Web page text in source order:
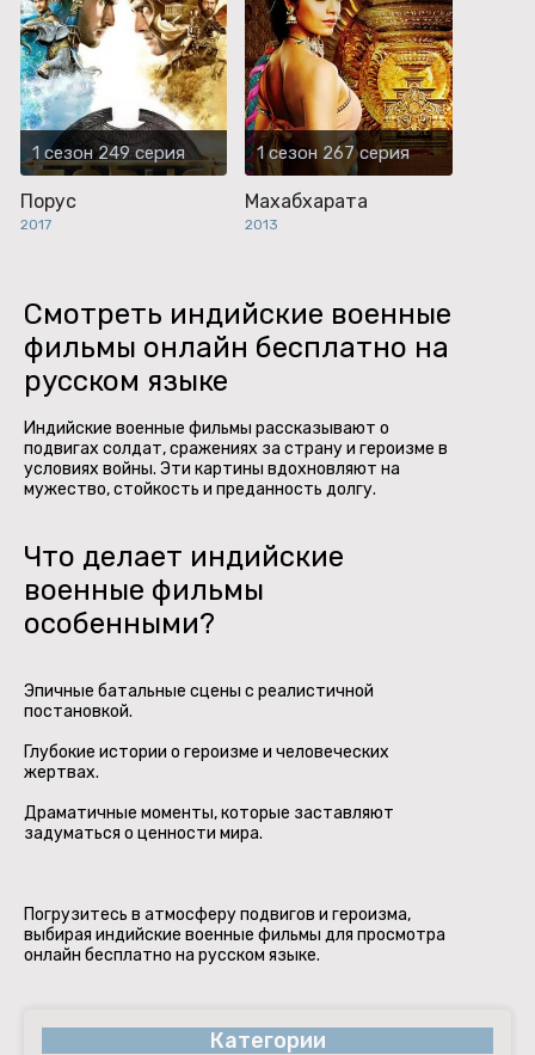
1 сезон 249 серия
Порус
2017
1 сезон 267 серия
Махабхарата
2013
Смотреть индийские военные
фильмы онлайн бесплатно на
русском языке
Индийские военные фильмы рассказывают о
подвигах солдат, сражениях за страну и героизме в
условиях войны. Эти картины вдохновляют на
мужество, стойкость и преданность долгу.
Что делает индийские
военные фильмы
особенными?
Эпичные батальные сцены с реалистичной
постановкой.
Глубокие истории о героизме и человеческих
жертвах.
Драматичные моменты, которые заставляют
задуматься о ценности мира.
Погрузитесь в атмосферу подвигов и героизма,
выбирая индийские военные фильмы для просмотра
онлайн бесплатно на русском языке.
Категории